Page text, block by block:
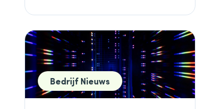
Bedrijf Nieuws